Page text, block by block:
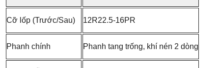
Cỡ lốp (Trước/Sau) 12R22.5-16PR
Phanh chính Phanh tang trống, khí nén 2 dòng